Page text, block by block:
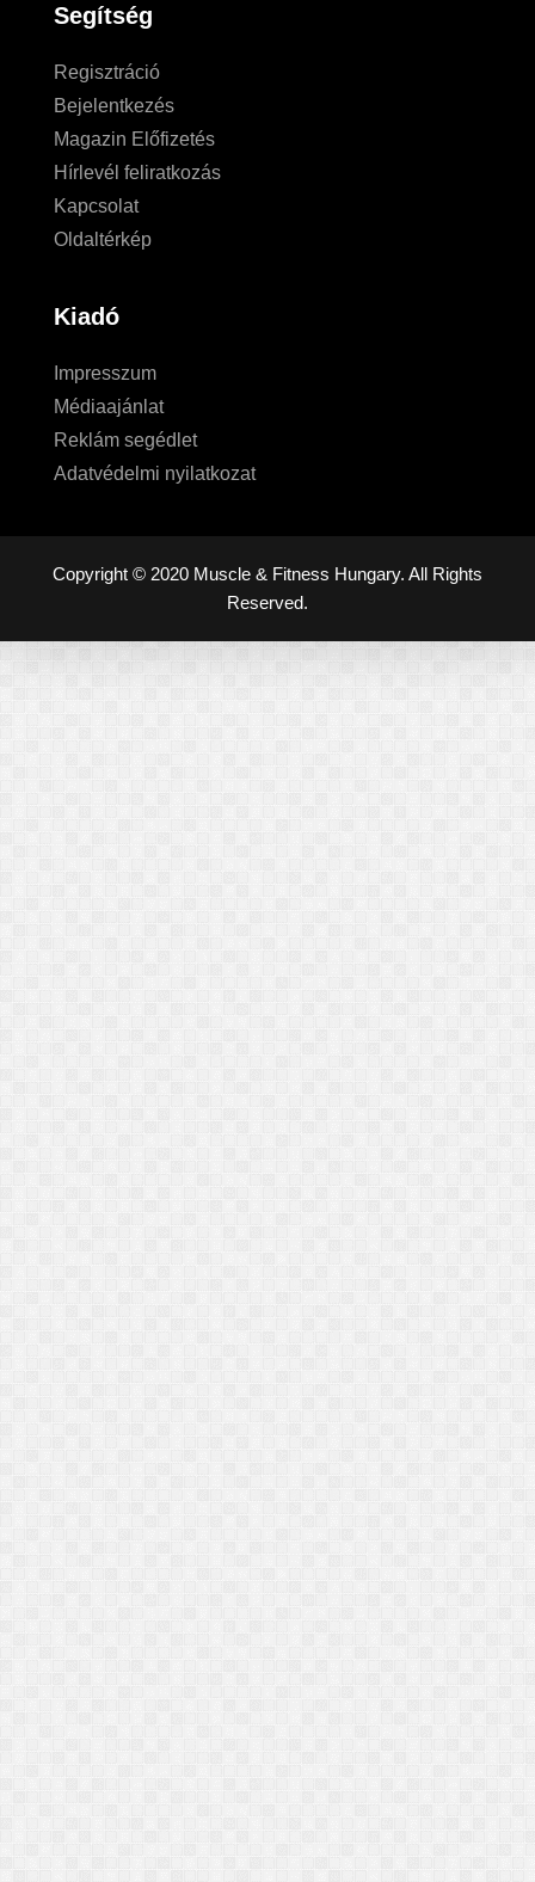
Segítség
Regisztráció
Bejelentkezés
Magazin Előfizetés
Hírlevél feliratkozás
Kapcsolat
Oldaltérkép
Kiadó
Impresszum
Médiaajánlat
Reklám segédlet
Adatvédelmi nyilatkozat
Copyright © 2020 Muscle & Fitness Hungary. All Rights
Reserved.